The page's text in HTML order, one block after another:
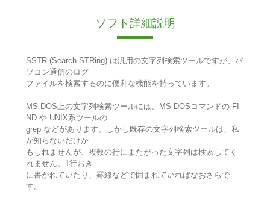
ソフト詳細説明
SSTR (Search STRing) は汎用の文字列検索ツールですが、パ
ソコン通信のログ
ファイルを検索するのに便利な機能を持っています。
MS-DOS上の文字列検索ツールには、MS-DOSコマンドの FI
ND や UNIX系ツールの
grep などがあります。しかし既存の文字列検索ツールは、私
が知らないだけか
もしれませんが、複数の行にまたがった文字列は検索してく
れません。1行おき
に書かれていたり、罫線などで囲まれていればなおさらで
す。